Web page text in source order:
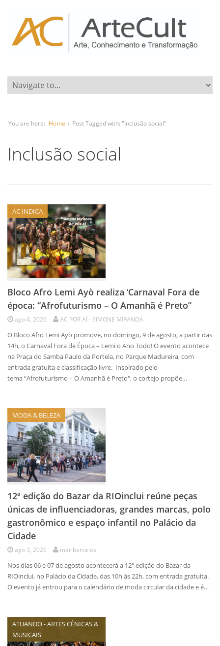
You are here: Home › Post Tagged with: "Inclusão social"
Inclusão social
AC INDICA
Bloco Afro Lemi Ayò realiza ‘Carnaval Fora de
época: “Afrofuturismo – O Amanhã é Preto”
ago 4, 2026 AC POR AÍ - SIMONE MIRANDA
O Bloco Afro Lemi Ayò promove, no domingo, 9 de agosto, a partir das
14h, o Carnaval Fora de Época – Lemi o Ano Todo! O evento acontece
na Praça do Samba Paulo da Portela, no Parque Madureira, com
entrada gratuita e classificação livre. Inspirado pelo
tema “Afrofuturismo – O Amanhã é Preto“, o cortejo propõe…
MODA & BELEZA
12ª edição do Bazar da RIOinclui reúne peças
únicas de influenciadoras, grandes marcas, polo
gastronômico e espaço infantil no Palácio da
Cidade
ago 3, 2026 maribarcelos
Nos dias 06 e 07 de agosto acontecerá a 12ª edição do Bazar da
RIOinclui, no Palácio da Cidade, das 10h às 22h, com entrada gratuita.
O evento já entrou para o calendário de moda circular da cidade e é…
ATUANDO - ARTES CÊNICAS &
MUSICAIS